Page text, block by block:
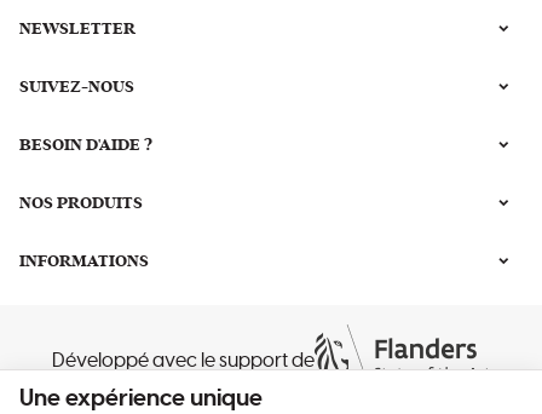
NEWSLETTER
SUIVEZ-NOUS
BESOIN D'AIDE ?
NOS PRODUITS
INFORMATIONS
Développé avec le support de
Une expérience unique